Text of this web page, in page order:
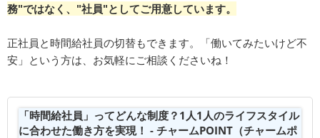
務"ではなく、"社員"としてご用意しています。
正社員と時間給社員の切替もできます。「働いてみたいけど不
安」という方は、お気軽にご相談くださいね！
「時間給社員」ってどんな制度？1人1人のライフスタイル
に合わせた働き方を実現！ - チャームPOINT（チャームポ